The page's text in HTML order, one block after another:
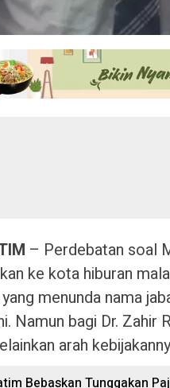
– Perdebatan soal
ke kota hiburan
menunda nama
Namun bagi Dr. Zahir
arah
Bebaskan Tunggakan